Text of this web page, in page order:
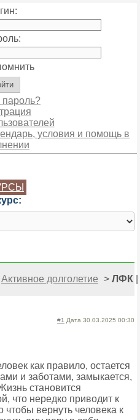
Активное долголетие > ЛФК
#1 Дата 30.03.2025 00:30
как правило, остается
и заботами, замыкается,
становится
что нередко приводит к
вернуть человека к